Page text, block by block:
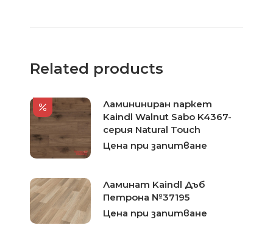
Related products
Ламининиран паркет
Kaindl Walnut Sabo K4367-
серия Natural Touch
Цена при запитване
Ламинат Kaindl Дъб
Петрона №37195
Цена при запитване